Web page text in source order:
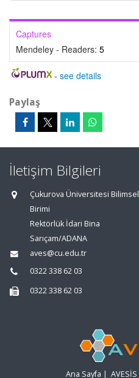
Captures
Mendeley - Readers: 5
- see details
Paylaş
İletişim Bilgileri
Çukurova Üniversitesi
Birimi
Rektörlük İdari Bina
Sarıçam/ADANA
aves@cu.edu.tr
0322 338 62 03
0322 338 62 03
Ana Sayfa |